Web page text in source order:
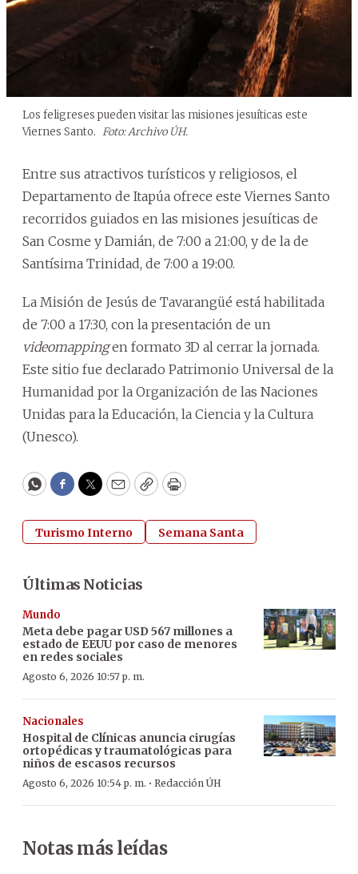
Los feligreses pueden visitar las misiones jesuíticas este
Viernes Santo. Foto: Archivo ÚH.
Entre sus atractivos turísticos y religiosos, el
Departamento de Itapúa ofrece este Viernes Santo
recorridos guiados en las misiones jesuíticas de
San Cosme y Damián, de 7:00 a 21:00, y de la de
Santísima Trinidad, de 7:00 a 19:00.
La Misión de Jesús de Tavarangüé está habilitada
de 7:00 a 17:30, con la presentación de un
videomappingen formato 3D al cerrar la jornada.
Este sitio fue declarado Patrimonio Universal de la
Humanidad por la Organización de las Naciones
Unidas para la Educación, la Ciencia y la Cultura
(Unesco).
WhatsApp
Facebook
Twitter
EmailCopyPrint
Turismo Interno Semana Santa
Últimas Noticias
Mundo
Meta debe pagar USD 567 millones a
estado de EEUU por caso de menores
en redes sociales
Agosto 6, 2026 10:57 p. m.
Nacionales
Hospital de Clínicas anuncia cirugías
ortopédicas y traumatológicas para
niños de escasos recursos
Agosto 6, 2026 10:54 p. m. · Redacción ÚH
Notas más leídas